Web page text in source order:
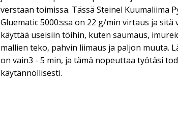
verstaan toimissa. Tässä Steinel Kuumaliima
Gluematic 5000:ssa on 22 g/min virtaus ja sitä
käyttää useisiin töihin, kuten saumaus,
mallien teko, pahvin liimaus ja paljon muuta.
on vain3 - 5 min, ja tämä nopeuttaa työtäsi
käytännöllisesti.